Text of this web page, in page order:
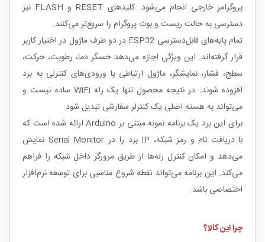
پروگرامر خارجی انجام می‌شود. کلیدهای RESET و FLASH نیز
دسترسی به حالت ریست و بوت پروگرام را سریع‌تر می‌کنند.
تمام پایه‌های قابل‌دسترسی ESP32 در دو طرف ماژول در اختیار کاربر
قرار گرفته‌اند. این ویژگی اجازه می‌دهد حسگر دما، رطوبت، حرکت،
سطح، فشار، نمایشگر، ماژول ارتباطی یا ورودی‌های کنترلی به برد
افزوده شوند. در نتیجه محصول تنها یک رله WiFi ساده نیست و
می‌تواند به هسته اصلی یک کنترلر سفارشی تبدیل شود.
برای این برد یک برنامه نمونه مبتنی بر Arduino ارائه شده است که
با دریافت نام و رمز شبکه، IP برد را در Serial Monitor نمایش
می‌دهد و امکان کنترل رله‌ها از طریق مرورگر داخل شبکه را فراهم
می‌کند. این برنامه می‌تواند نقطه شروع مناسبی برای توسعه نرم‌افزار
اختصاصی باشد.
چرا این کالا؟